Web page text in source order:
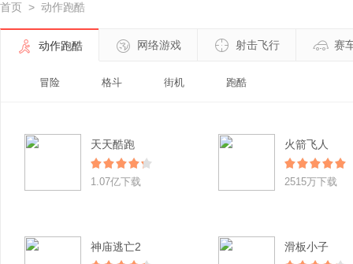
首页 > 动作跑酷
动作跑酷 网络游戏 射击飞行 赛
冒险 格斗 街机 跑酷
天天酷跑
1.07亿下载
火箭飞人
2515万下载
神庙逃亡2 滑板小子